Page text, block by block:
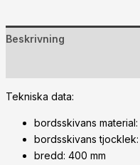
Beskrivning
Tekniska data:
bordsskivans
bordsskivans tjocklek:
bredd: 400 mm